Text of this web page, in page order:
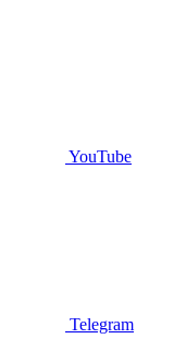
YouTube
Telegram